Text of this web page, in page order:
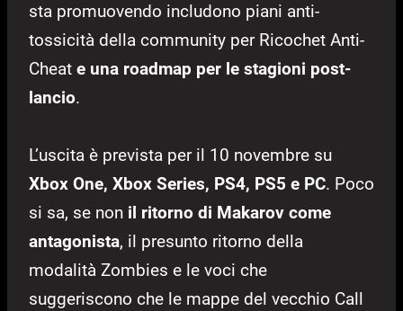
sta promuovendo includono piani anti-
tossicità della community per Ricochet Anti-
Cheat e una roadmap per le stagioni post-
lancio.
L’uscita è prevista per il 10 novembre su
Xbox One, Xbox Series, PS4, PS5 e PC. Poco
si sa, se non il ritorno di Makarov come
antagonista, il presunto ritorno della
modalità Zombies e le voci che
suggeriscono che le mappe del vecchio Call